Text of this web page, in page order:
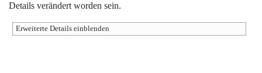
Details verändert worden sein.
Erweiterte Details einblenden